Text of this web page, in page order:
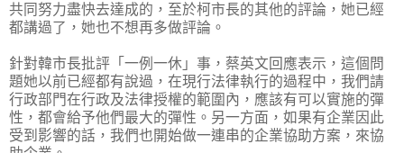
共同努力盡快去達成的，至於柯市長的其他的評論，她已經
都講過了，她也不想再多做評論。
針對韓市長批評「一例一休」事，蔡英文回應表示，這個問
題她以前已經都有說過，在現行法律執行的過程中，我們請
行政部門在行政及法律授權的範圍內，應該有可以實施的彈
性，都會給予他們最大的彈性。另一方面，如果有企業因此
受到影響的話，我們也開始做一連串的企業協助方案，來協